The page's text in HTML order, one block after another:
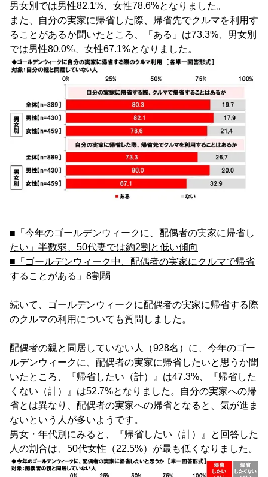
男女別では男性82.1%、女性78.6%となりました。
また、自分の実家に帰省した際、帰省先でクルマを利用す
ることがあるか聞いたところ、「ある」は73.3%、男女別
では男性80.0%、女性67.1%となりました。
■「今年のゴールデンウィークに、配偶者の実家に帰省し
たい」半数弱、50代妻では約2割と低い傾向
■「ゴールデンウィーク中、配偶者の実家にクルマで帰省
することがある」8割弱
続いて、ゴールデンウィークに配偶者の実家に帰省する際
のクルマの利用についても質問しました。
配偶者の親と同居していない人（928名）に、今年のゴー
ルデンウィークに、配偶者の実家に帰省したいと思うか聞
いたところ、『帰省したい（計）』は47.3%、『帰省した
くない（計）』は52.7%となりました。自分の実家への帰
省とは異なり、配偶者の実家への帰省となると、気が進ま
ないという人が多いようです。
男女・年代別にみると、『帰省したい（計）』と回答した
人の割合は、50代女性（22.5%）が最も低くなりました。